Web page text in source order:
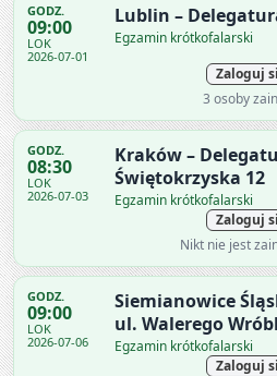
GODZ.
09:00
LOK
2026-07-01
Lublin –
Egzamin krótkofalarski
Zaloguj
3 osoby
GODZ.
08:30
LOK
2026-07-03
Kraków –
Świętokrzyska 12
Egzamin krótkofalarski
Zaloguj
Nikt nie jest
GODZ.
09:00
LOK
2026-07-06
Siemianowice
ul. Walerego
Egzamin krótkofalarski
Zaloguj